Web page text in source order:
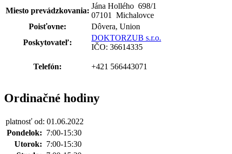
Miesto prevádzkovania:
Jána Hollého 698/1
07101 Michalovce
Poisťovne:
Dôvera, Union
Poskytovateľ:
DOKTORZUB s.r.o.
IČO: 36614335
Telefón: +421 566443071
Ordinačné hodiny
platnosť od: 01.06.2022
Pondelok: 7:00-15:30
Utorok: 7:00-15:30